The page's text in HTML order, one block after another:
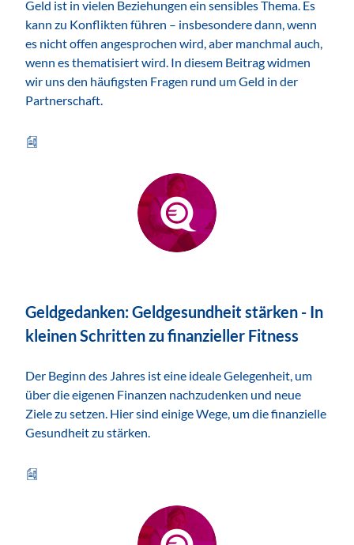
Geld ist in vielen Beziehungen ein sensibles Thema. Es
kann zu Konflikten führen – insbesondere dann, wenn
es nicht offen angesprochen wird, aber manchmal auch,
wenn es thematisiert wird. In diesem Beitrag widmen
wir uns den häufigsten Fragen rund um Geld in der
Partnerschaft.
Geldgedanken: Geldgesundheit stärken - In
kleinen Schritten zu finanzieller Fitness
Der Beginn des Jahres ist eine ideale Gelegenheit, um
über die eigenen Finanzen nachzudenken und neue
Ziele zu setzen. Hier sind einige Wege, um die finanzielle
Gesundheit zu stärken.